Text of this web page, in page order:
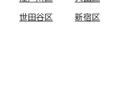
世田谷区 新宿区